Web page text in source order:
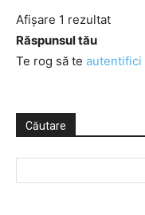
Afișare 1 rezultat
Răspunsul tău
Te rog să te autentifici
Căutare